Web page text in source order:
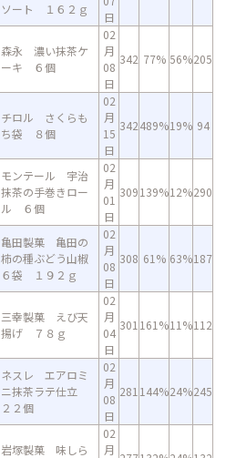
ソート １６２ｇ
日
森永 濃い抹茶ケ
ーキ ６個
02
月
08
日
342 77% 56%205
チロル さくらも
ち袋 ８個
02
月
15
日
342489%19% 94
モンテール 宇治
抹茶の手巻きロー
ル ６個
02
月
01
日
309139%12%290
亀田製菓 亀田の
柿の種ぶどう山椒
６袋 １９２ｇ
02
月
08
日
308 61% 63%187
三幸製菓 えび天
揚げ ７８ｇ
02
月
04
日
301 161%11%112
ネスレ エアロミ
ニ抹茶ラテ仕立
２２個
02
月
08
日
281 144%24%245
岩塚製菓 味しら
02
月